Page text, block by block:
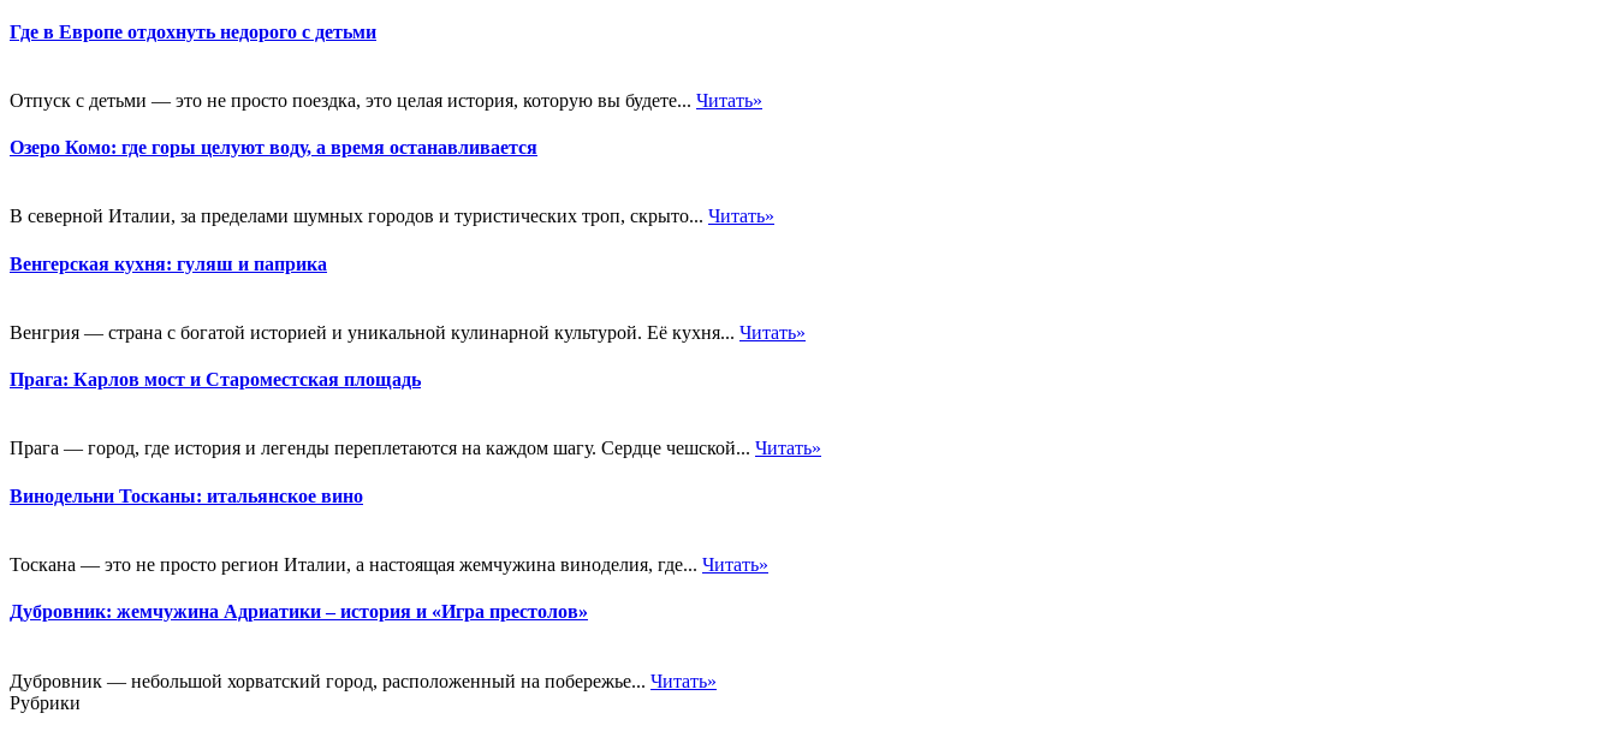
Где в Европе отдохнуть недорого с детьми
Отпуск с детьми — это не просто поездка, это целая история, которую вы будете... Читать»
Озеро Комо: где горы целуют воду, а время останавливается
В северной Италии, за пределами шумных городов и туристических троп, скрыто... Читать»
Венгерская кухня: гуляш и паприка
Венгрия — страна с богатой историей и уникальной кулинарной культурой. Её кухня... Читать»
Прага: Карлов мост и Староместская площадь
Прага — город, где история и легенды переплетаются на каждом шагу. Сердце чешской... Читать»
Винодельни Тосканы: итальянское вино
Тоскана — это не просто регион Италии, а настоящая жемчужина виноделия, где... Читать»
Дубровник: жемчужина Адриатики – история и «Игра престолов»
Дубровник — небольшой хорватский город, расположенный на побережье... Читать»
Рубрики